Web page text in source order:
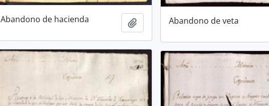
Abandono de hacienda Añadir al portapapeles
Abandono de veta